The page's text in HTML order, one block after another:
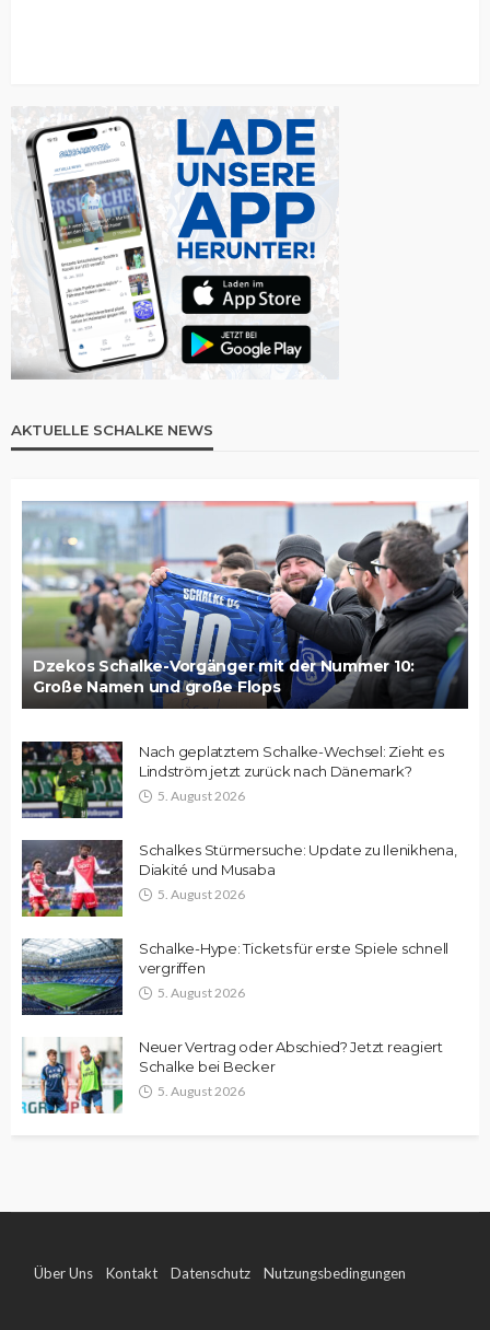
AKTUELLE SCHALKE NEWS
Dzekos Schalke-Vorgänger mit der Nummer 10:
Große Namen und große Flops
Nach geplatztem Schalke-Wechsel: Zieht es
Lindström jetzt zurück nach Dänemark?
5. August 2026
Schalkes Stürmersuche: Update zu Ilenikhena,
Diakité und Musaba
5. August 2026
Schalke-Hype: Tickets für erste Spiele schnell
vergriffen
5. August 2026
Neuer Vertrag oder Abschied? Jetzt reagiert
Schalke bei Becker
5. August 2026
Über Uns Kontakt Datenschutz Nutzungsbedingungen